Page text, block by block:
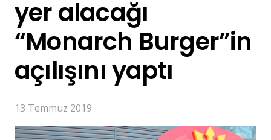
yer alacağı
“Monarch Burger”in
açılışını yaptı
13 Temmuz 2019